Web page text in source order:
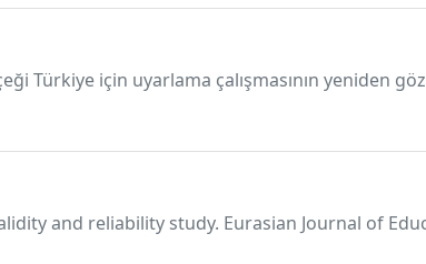
Türkiye için uyarlama çalışmasının yeniden
and reliability study. Eurasian Journal of